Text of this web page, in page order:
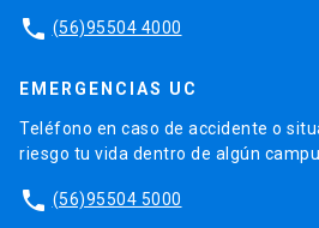
phone (56)95504 4000
EMERGENCIAS UC
Teléfono en caso de accidente o
riesgo tu vida dentro de algún
phone (56)95504 5000